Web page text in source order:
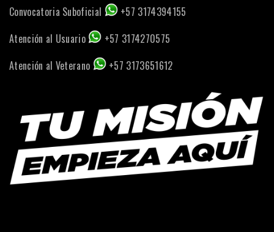
Convocatoria Suboficial
+57 3174394155
Atención al Usuario
+57 3174270575
Atención al Veterano
+57 3173651612